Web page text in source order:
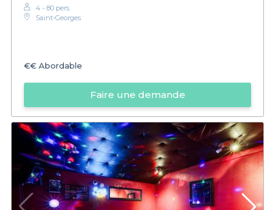
4 - 80 pers.
Saint-Georges
€€ Abordable
Faire une demande